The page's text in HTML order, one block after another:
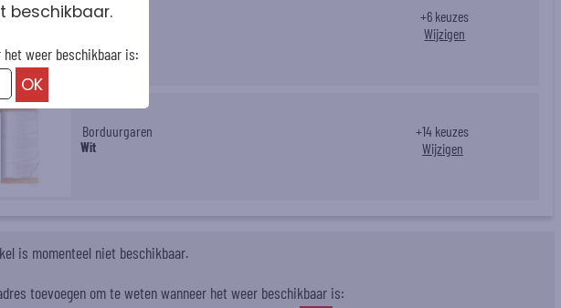
+6 keuzes
Wijzigen
Borduurgaren
Wit
+14 keuzes
Wijzigen
is momenteel niet beschikbaar.
toevoegen om te weten wanneer het weer beschikbaar is:
beschikbaar.
weer beschikbaar is: